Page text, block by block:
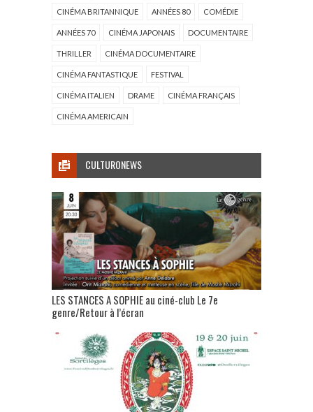
CINÉMA BRITANNIQUE ANNÉES 80 COMÉDIE
ANNÉES 70 CINÉMA JAPONAIS DOCUMENTAIRE
THRILLER CINÉMA DOCUMENTAIRE
CINÉMA FANTASTIQUE FESTIVAL
CINÉMA ITALIEN DRAME CINÉMA FRANÇAIS
CINÉMA AMERICAIN
CULTURONEWS
LES STANCES A SOPHIE au ciné-club Le 7e
genre/Retour à l’écran